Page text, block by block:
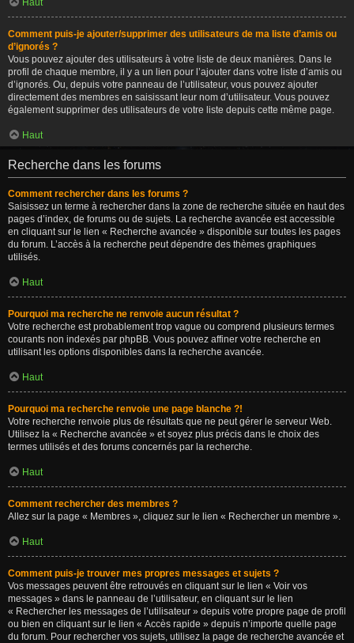
Haut
Comment puis-je ajouter/supprimer des utilisateurs de ma liste d’amis ou
d’ignorés ?
Vous pouvez ajouter des utilisateurs à votre liste de deux manières. Dans le
profil de chaque membre, il y a un lien pour l’ajouter dans votre liste d’amis ou
d’ignorés. Ou, depuis votre panneau de l’utilisateur, vous pouvez ajouter
directement des membres en saisissant leur nom d’utilisateur. Vous pouvez
également supprimer des utilisateurs de votre liste depuis cette même page.
Haut
Recherche dans les forums
Comment rechercher dans les forums ?
Saisissez un terme à rechercher dans la zone de recherche située en haut des
pages d’index, de forums ou de sujets. La recherche avancée est accessible
en cliquant sur le lien « Recherche avancée » disponible sur toutes les pages
du forum. L’accès à la recherche peut dépendre des thèmes graphiques
utilisés.
Haut
Pourquoi ma recherche ne renvoie aucun résultat ?
Votre recherche est probablement trop vague ou comprend plusieurs termes
courants non indexés par phpBB. Vous pouvez affiner votre recherche en
utilisant les options disponibles dans la recherche avancée.
Haut
Pourquoi ma recherche renvoie une page blanche ?!
Votre recherche renvoie plus de résultats que ne peut gérer le serveur Web.
Utilisez la « Recherche avancée » et soyez plus précis dans le choix des
termes utilisés et des forums concernés par la recherche.
Haut
Comment rechercher des membres ?
Allez sur la page « Membres », cliquez sur le lien « Rechercher un membre ».
Haut
Comment puis-je trouver mes propres messages et sujets ?
Vos messages peuvent être retrouvés en cliquant sur le lien « Voir vos
messages » dans le panneau de l’utilisateur, en cliquant sur le lien
« Rechercher les messages de l’utilisateur » depuis votre propre page de profil
ou bien en cliquant sur le lien « Accès rapide » depuis n’importe quelle page
du forum. Pour rechercher vos sujets, utilisez la page de recherche avancée et